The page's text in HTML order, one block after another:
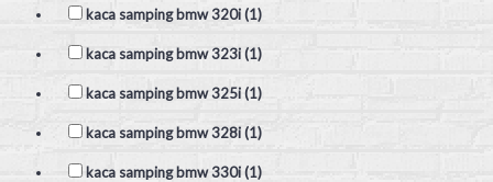
kaca samping bmw 320i (1)
kaca samping bmw 323i (1)
kaca samping bmw 325i (1)
kaca samping bmw 328i (1)
kaca samping bmw 330i (1)